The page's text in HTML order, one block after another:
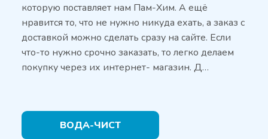
которую поставляет нам Пам-Хим. А ещё
нравится то, что не нужно никуда ехать, а заказ с
доставкой можно сделать сразу на сайте. Если
что-то нужно срочно заказать, то легко делаем
покупку через их интернет- магазин. Д…
ВОДА-ЧИСТ